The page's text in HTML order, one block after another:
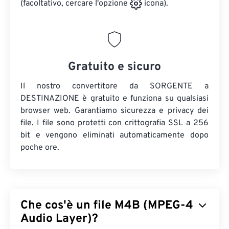
(facoltativo, cercare l'opzione icona).
Gratuito e sicuro
Il nostro convertitore da SORGENTE a
DESTINAZIONE è gratuito e funziona su qualsiasi
browser web. Garantiamo sicurezza e privacy dei
file. I file sono protetti con crittografia SSL a 256
bit e vengono eliminati automaticamente dopo
poche ore.
Che cos'è un file M4B (MPEG-4
Audio Layer)?